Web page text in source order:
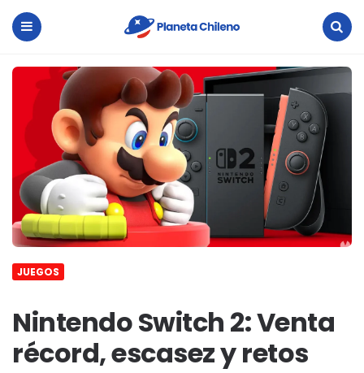
Planeta
Chileno
JUEGOS
Nintendo Switch 2: Venta
récord, escasez y retos